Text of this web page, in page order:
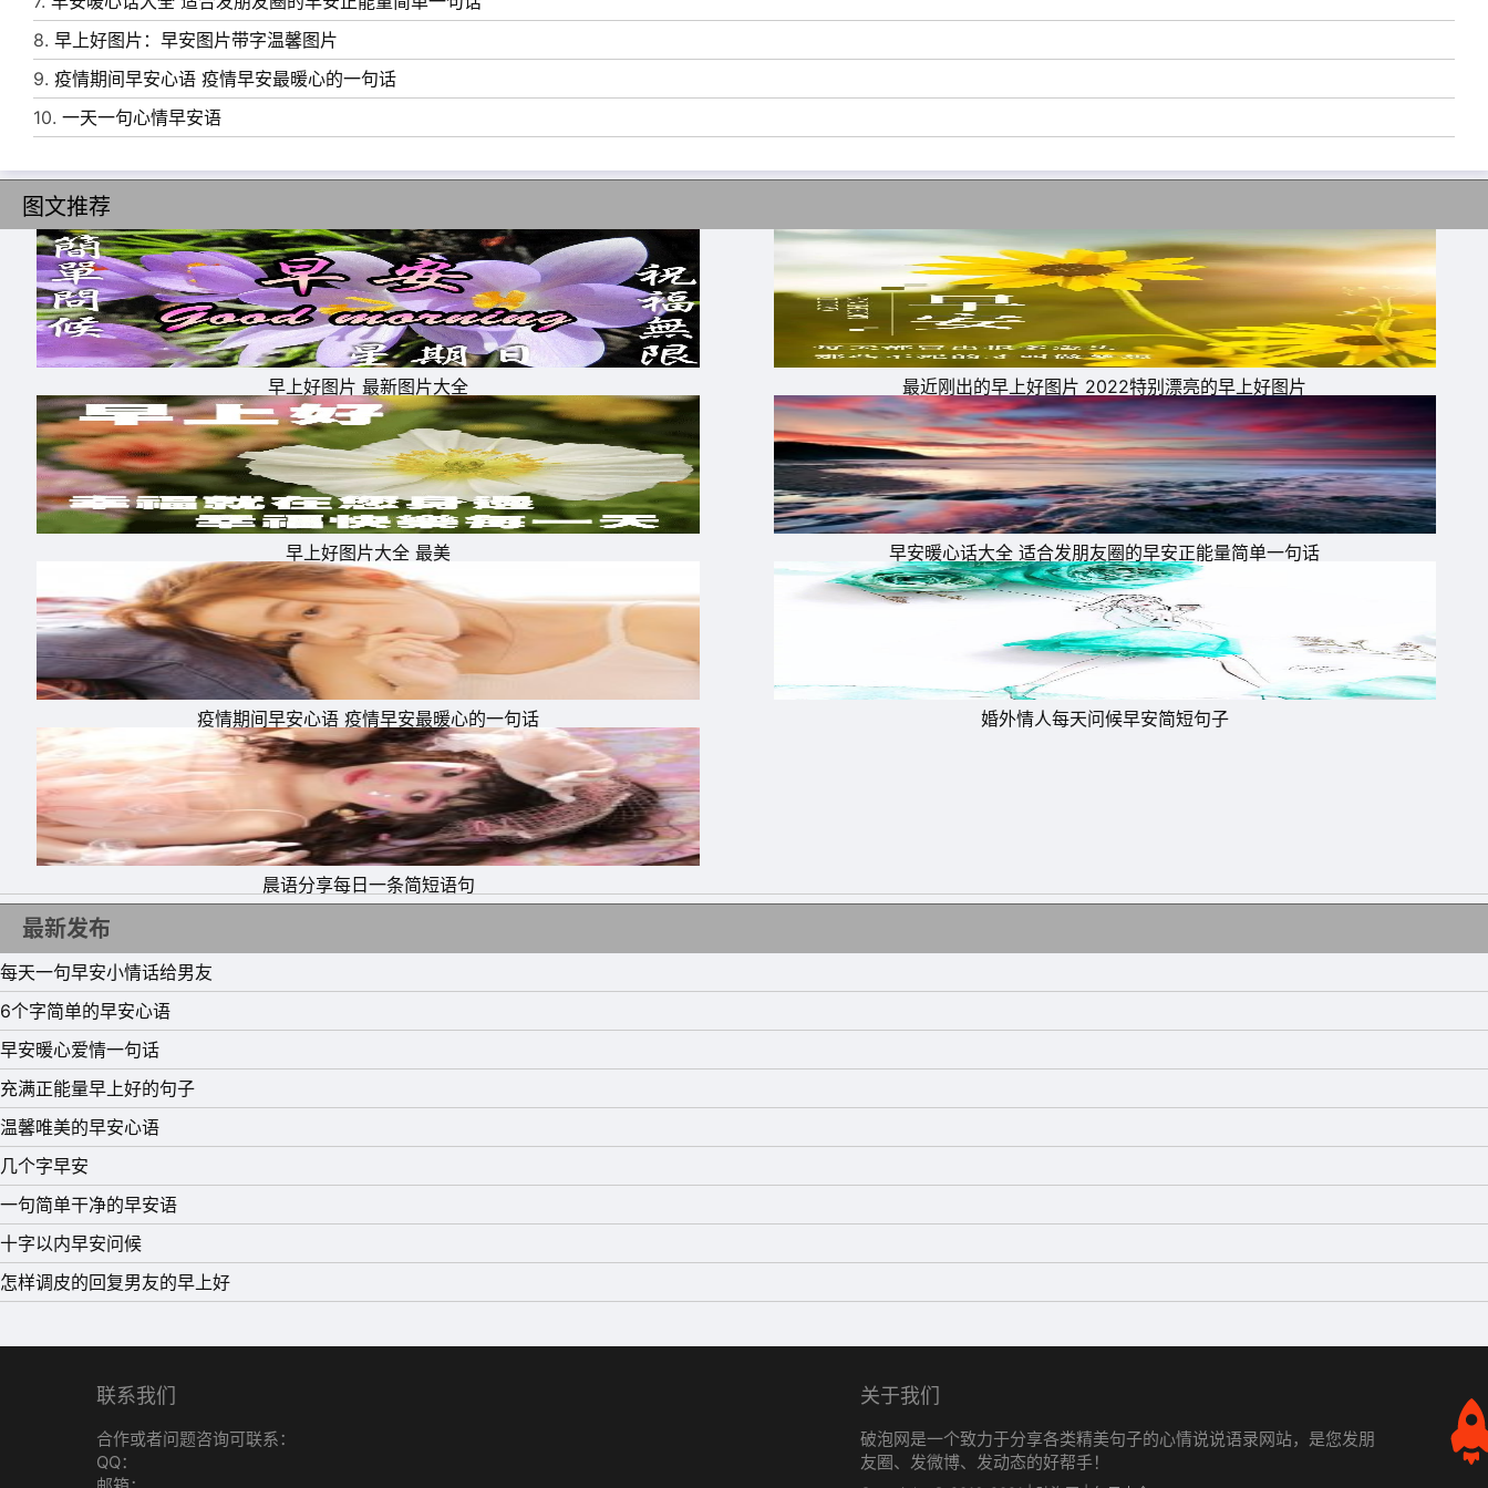
6、清晨的第一缕阳光射到你的床头，把一天的温暖送上你的心头，清晨的第一声鸣叫传入你的耳中，把一天
的快乐送给你的心田，朋友，起床吧，早安!
7、有人可以宠你一辈子，要想走得精彩又坦荡，唯有独立坚强。
8、每个早晨，我都在等，等你睁眼发现，发现我在你眼前;每个早晨，我都在等，等你侧耳聆听，聆听一声温
柔的早安。我要让你每天听见，早安!
9、距离常生美，无间的亲密只会令双方窒息，无论朋友还是爱人，别爱得太近。爱的艺术就像风筝，只有给
它风一般的自由，你才会看到它飞舞在蓝天的景致。早上好!
10、征服畏惧建立自信的最快最确实的方法，就是去做你害怕的事，直到你获得成功的经验。早安!
8. 早上好图片：早安图片带字温馨图片
9. 疫情期间早安心语 疫情早安最暖心的一句话
10. 一天一句心情早安语
图文推荐
早上好图片 最新图片大全 最近刚出的早上好图片 2022特别漂亮的早上好图片
早上好图片大全 最美 早安暖心话大全 适合发朋友圈的早安正能量简单一句话
疫情期间早安心语 疫情早安最暖心的一句话 婚外情人每天问候早安简短句子
晨语分享每日一条简短语句
最新发布
每天一句早安小情话给男友
6个字简单的早安心语
早安暖心爱情一句话
充满正能量早上好的句子
温馨唯美的早安心语
几个字早安
一句简单干净的早安语
十字以内早安问候
怎样调皮的回复男友的早上好
联系我们
合作或者问题咨询可联系：
QQ：
关于我们
破泡网是一个致力于分享各类精美句子的心情说说语录网站，是您发朋
友圈、发微博、发动态的好帮手！